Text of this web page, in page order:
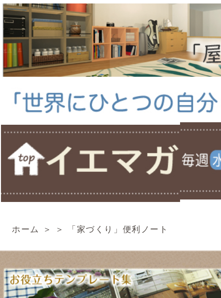
ホーム＞ ＞ 「家づくり」便利ノート